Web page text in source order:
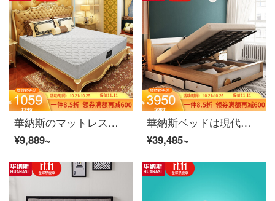
華納斯のマットレスの椰子のスプリングマットレスの厚いペアの天然ココナッツのマットの編み物の布の1800*2000.
¥9,889~
華納斯ベッドは現代の板式ベッドの高箱の保管物を簡単に予約して、ベッドの部屋の狭い部屋型寝室の北欧の2人の結婚シーツの高箱のベッド+マットレス*1(B 1107 M)+MLDマットレス1800 mm*2000 mm
¥39,485~